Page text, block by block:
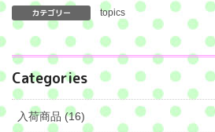
カテゴリー topics
Categories
入荷商品 (16)